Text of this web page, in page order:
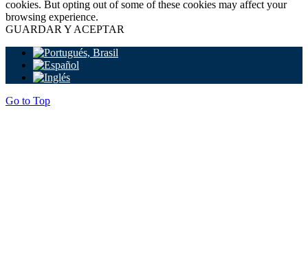
cookies. But opting out of some of these cookies may affect your
browsing experience.
GUARDAR Y ACEPTAR
Go to Top